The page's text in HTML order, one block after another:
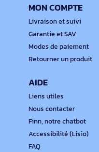
MON COMPTE
Livraison et suivi
Garantie et SAV
Modes de paiement
Retourner un produit
AIDE
Liens utiles
Nous contacter
Finn, notre chatbot
Accessibilité (Lisio)
FAQ